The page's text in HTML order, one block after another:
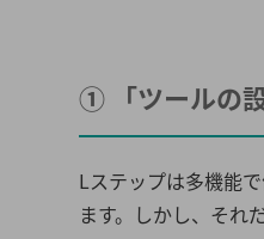
① 「ツールの
Lステップは多機能
ます。しかし、それ